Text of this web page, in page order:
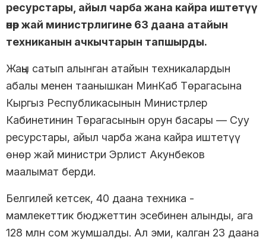
ресурстары, айыл чарба жана кайра иштетүү
өнөр жай министрлигине 63 даана атайын
техниканын ачкычтарын тапшырды.
Жаңы сатып алынган атайын техникалардын
абалы менен таанышкан МинКаб Төрагасына
Кыргыз Республикасынын Министрлер
Кабинетинин Төрагасынын орун басары — Суу
ресурстары, айыл чарба жана кайра иштетүү
өнөр жай министри Эрлист Акунбеков
маалымат берди.
Белгилей кетсек, 40 даана техника -
мамлекеттик бюджеттин эсебинен алынды, ага
128 млн сом жумшалды. Ал эми, калган 23 даана